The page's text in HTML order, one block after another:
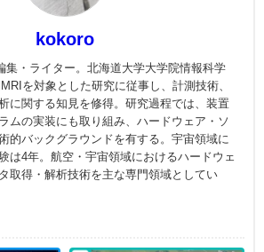
kokoro
集・ライター。北海道大学大学院情報科学
を対象とした研究に従事し、計測技術、
に関する知見を修得。研究過程では、装置
ムの実装にも取り組み、ハードウェア・ソ
的バックグラウンドを有する。宇宙領域に
は4年。航空・宇宙領域におけるハードウェ
取得・解析技術を主な専門領域としてい